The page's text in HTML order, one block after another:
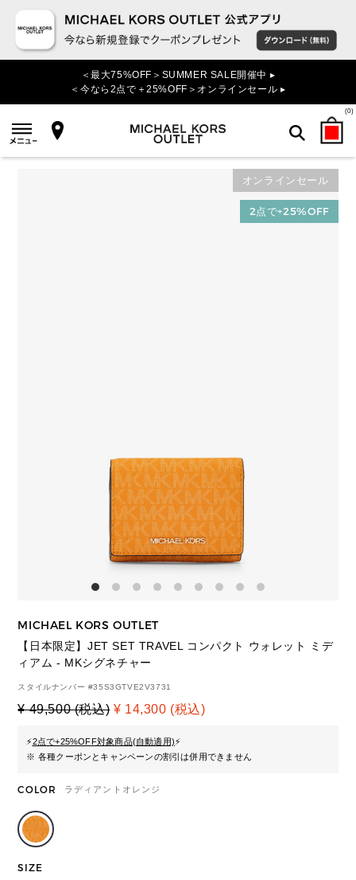
＜最大75%OFF＞SUMMER SALE開催中 ▸
＜今なら2点で＋25%OFF＞オンラインセール ▸
(0)
検索
オンラインセール
2点で+25%OFF
MICHAEL KORS OUTLET
【日本限定】JET SET TRAVEL コンパクト ウォレット ミデ
ィアム - MKシグネチャー
スタイルナンバー #35S3GTVE2V3731
¥ 49,500 (税込) ¥ 14,300 (税込)
⚡2点で+25%OFF対象商品(自動適用)⚡
※ 各種クーポンとキャンペーンの割引は併用できません
COLOR ラディアントオレンジ
SIZE